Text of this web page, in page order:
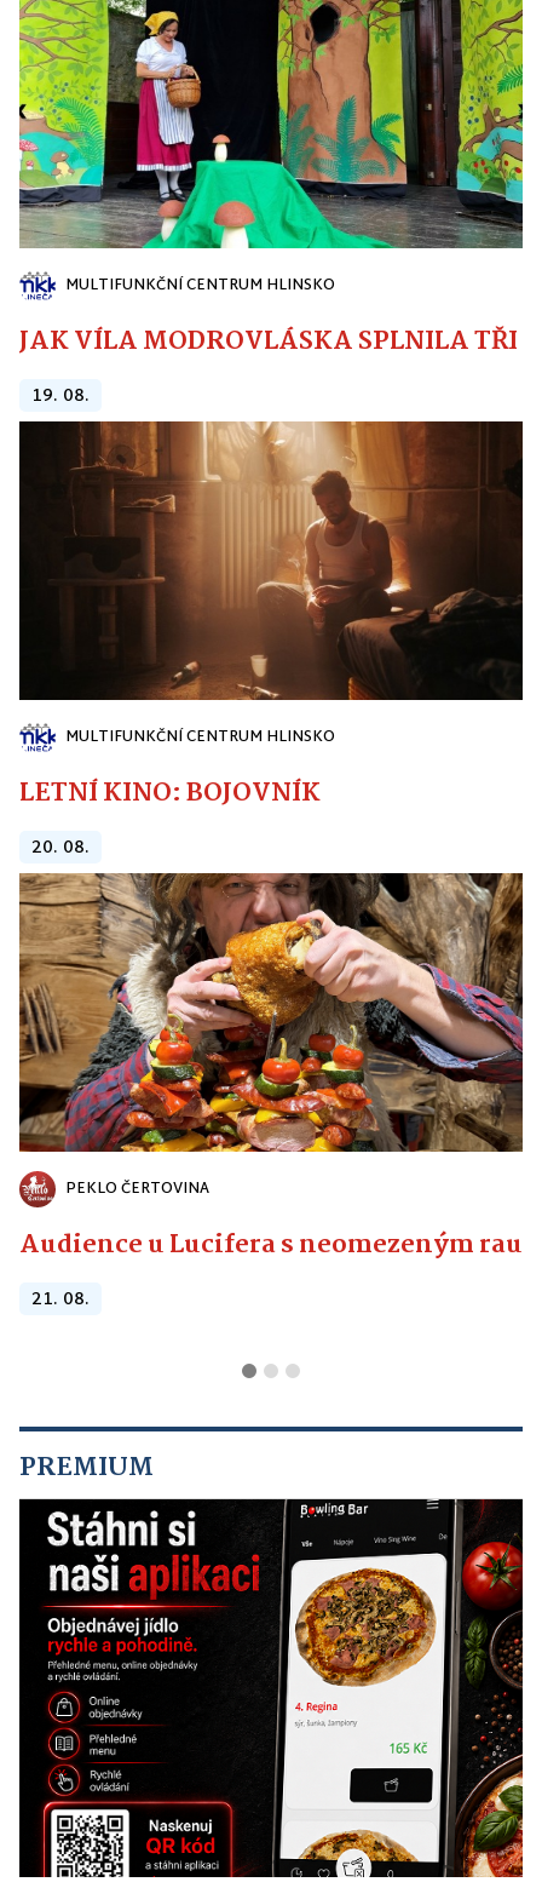
MULTIFUNKČNÍ CENTRUM HLINSKO
JAK VÍLA MODROVLÁSKA SPLNILA
19. 08.
MULTIFUNKČNÍ CENTRUM HLINSKO
LETNÍ KINO: BOJOVNÍK
20. 08.
PEKLO ČERTOVINA
Audience u Lucifera s neomezeným
21. 08.
PREMIUM